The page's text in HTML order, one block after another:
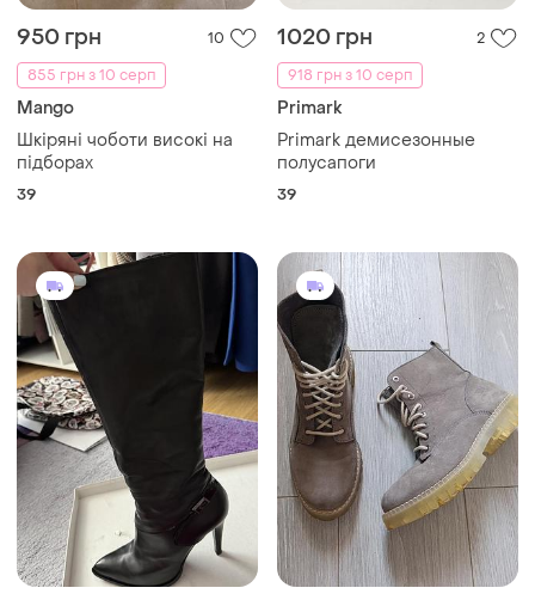
950 грн
10
855 грн з 10 серп
Mango
Шкіряні чоботи високі на
підборах
39
1020 грн
2
918 грн з 10 серп
Primark
Primark демисезонные
полусапоги
39